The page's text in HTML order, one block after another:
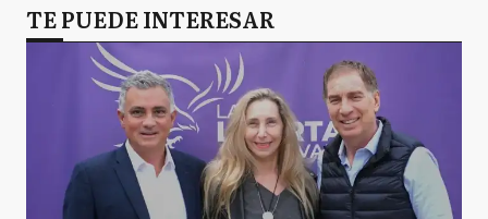
TE PUEDE INTERESAR